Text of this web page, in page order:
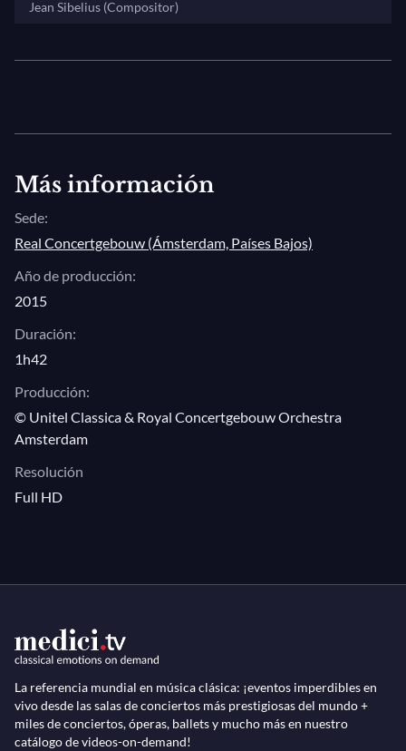
Jean Sibelius (Compositor)
Más información
Sede:
Real Concertgebouw (Ámsterdam, Países Bajos)
Año de producción:
2015
Duración:
1h42
Producción:
© Unitel Classica & Royal Concertgebouw Orchestra
Amsterdam
Resolución
Full HD
La referencia mundial en música clásica: ¡eventos imperdibles en
vivo desde las salas de conciertos más prestigiosas del mundo +
miles de conciertos, óperas, ballets y mucho más en nuestro
catálogo de videos-on-demand!